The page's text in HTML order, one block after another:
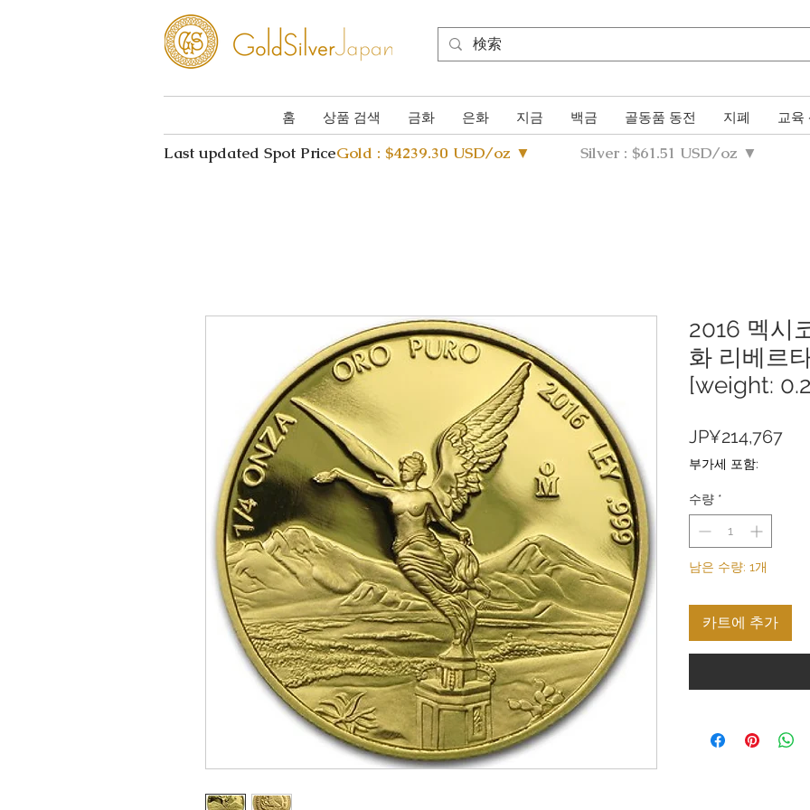
홈 상품 검색 금화 은화 지금 백금 골동품 동전 지폐 교육
Last updated Spot PriceGold : $4239.30 USD/oz ▼ Silver : $61.51 USD/oz ▼
2016 멕시
화 리베르
[weight:
JP¥214,767가
부가세 포함:
수량 *
남은 수량: 1개
카트에 추가